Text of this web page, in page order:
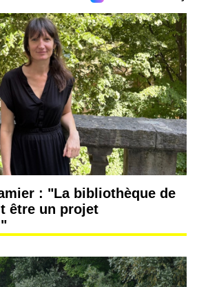
: "La bibliothèque de
être un projet